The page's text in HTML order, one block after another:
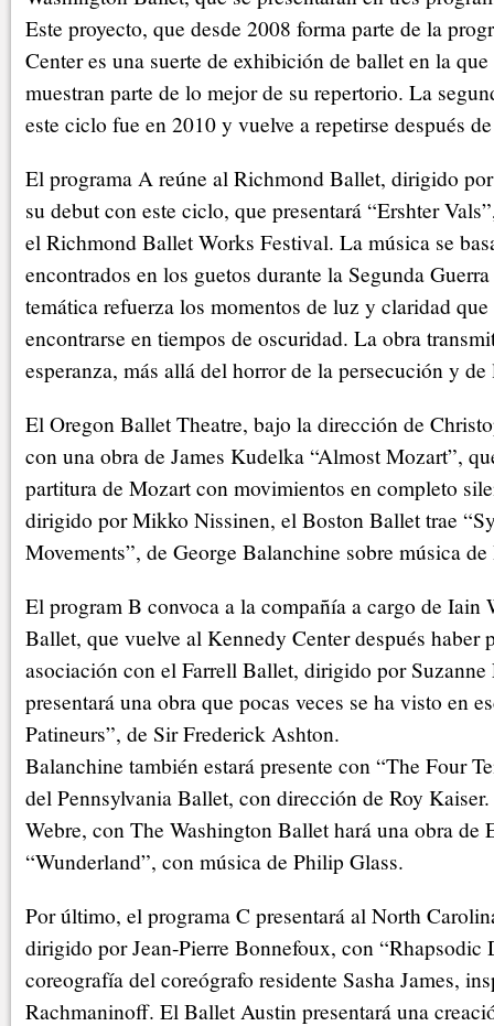
Este proyecto, que desde 2008 forma parte de la
Center es una suerte de exhibición de ballet en la
muestran parte de lo mejor de su repertorio. La
este ciclo fue en 2010 y vuelve a repetirse después
El programa A reúne al Richmond Ballet, dirigido
su debut con este ciclo, que presentará “Ershter
el Richmond Ballet Works Festival. La música se
encontrados en los guetos durante la Segunda
temática refuerza los momentos de luz y claridad
encontrarse en tiempos de oscuridad. La obra
esperanza, más allá del horror de la persecución y de
El Oregon Ballet Theatre, bajo la dirección de
con una obra de James Kudelka “Almost Mozart”,
partitura de Mozart con movimientos en completo
dirigido por Mikko Nissinen, el Boston Ballet trae
Movements”, de George Balanchine sobre música
El program B convoca a la compañía a cargo de Iain
Ballet, que vuelve al Kennedy Center después haber
asociación con el Farrell Ballet, dirigido por
presentará una obra que pocas veces se ha visto en
Patineurs”, de Sir Frederick Ashton.
Balanchine también estará presente con “The Four
del Pennsylvania Ballet, con dirección de Roy
Webre, con The Washington Ballet hará una obra de
“Wunderland”, con música de Philip Glass.
Por último, el programa C presentará al North
dirigido por Jean-Pierre Bonnefoux, con “Rhapsodic
coreografía del coreógrafo residente Sasha James,
Rachmaninoff. El Ballet Austin presentará una